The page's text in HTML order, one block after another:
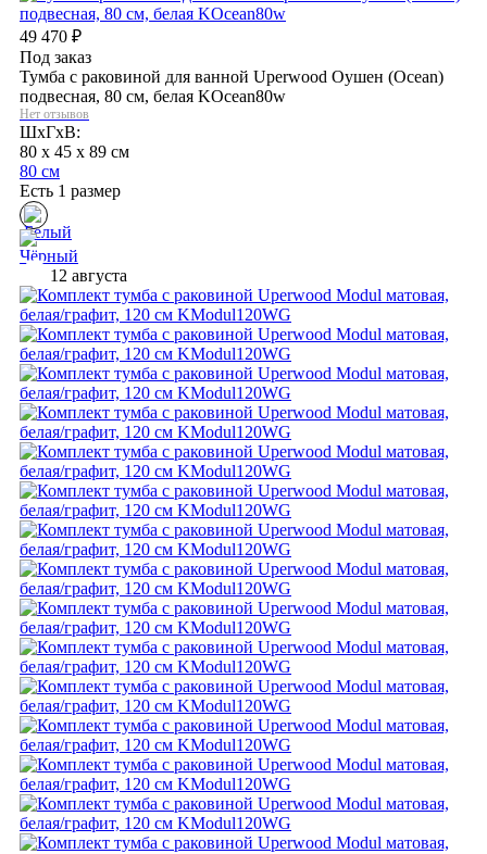
49 470 ₽
Под заказ
Тумба с раковиной для ванной Uperwood Оушен (Ocean)
подвесная, 80 см, белая KOcean80w
Нет отзывов
ШхГхВ:
80 x 45 x 89 см
80 см
Есть 1 размер
12 августа